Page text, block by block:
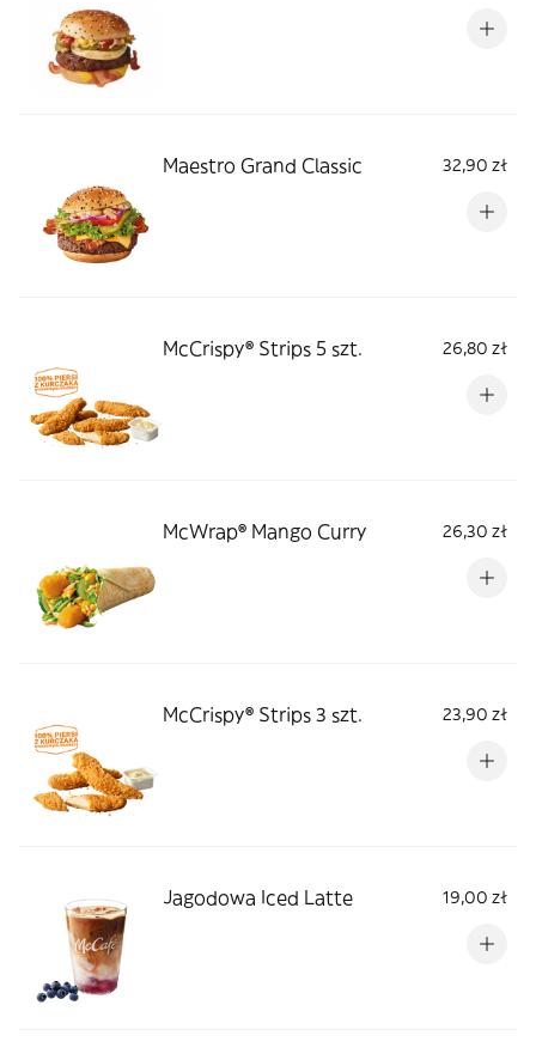
Maestro Grand Classic 32,90 zł
McCrispy® Strips 5 szt. 26,80 zł
McWrap® Mango Curry 26,30 zł
McCrispy® Strips 3 szt. 23,90 zł
Jagodowa Iced Latte 19,00 zł